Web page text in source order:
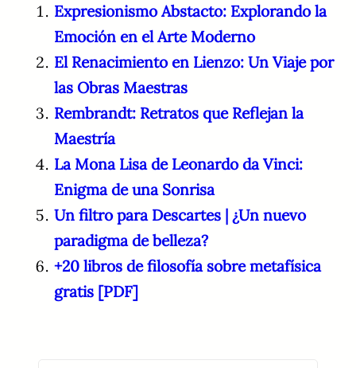
Expresionismo Abstacto: Explorando la
Emoción en el Arte Moderno
El Renacimiento en Lienzo: Un Viaje por
las Obras Maestras
Rembrandt: Retratos que Reflejan la
Maestría
La Mona Lisa de Leonardo da Vinci:
Enigma de una Sonrisa
Un filtro para Descartes | ¿Un nuevo
paradigma de belleza?
+20 libros de filosofía sobre metafísica
gratis [PDF]